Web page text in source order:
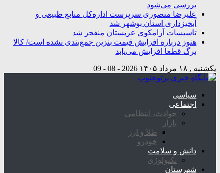
بررسی می‌شود
علیرضا منصوری سرپرست اداره‌کل منابع طبیعی و
آبخیزداری استان بوشهر شد
تاسیسات آرامکوی عربستان منفجر شد
هنوز درباره افزایش قیمت بنزین جمع‌بندی نشده است/ کالا
برگ قطعا افزایش می‌یابد
یکشنبه , ۱۸ مرداد ۱۴۰۵ 2026 - 08 - 09
سیاسی
اجتماعی
حوادث، انتظامی
بازار
طلا و ارز
خودرو
دانش و سلامت
تکنولوژی
شهرستان